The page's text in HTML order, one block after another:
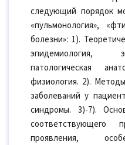
следующий порядок
«пульмонология»,
болезни»: 1).
эпидемиология,
патологическая
физиология. 2).
заболеваний у
синдромы. 3)-7).
соответствующего
проявления,